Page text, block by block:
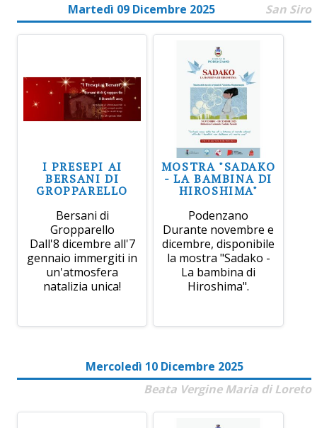
Martedì 09 Dicembre 2025 San Siro
I PRESEPI AI
BERSANI DI
GROPPARELLO
Bersani di
Gropparello
Dall'8 dicembre all'7
gennaio immergiti in
un'atmosfera
natalizia unica!
MOSTRA "SADAKO
- LA BAMBINA DI
HIROSHIMA"
Podenzano
Durante novembre e
dicembre, disponibile
la mostra "Sadako -
La bambina di
Hiroshima".
Mercoledì 10 Dicembre 2025
Beata Vergine Maria di Loreto